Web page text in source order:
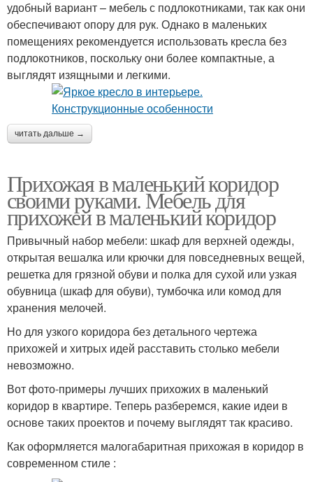
удобный вариант – мебель с подлокотниками, так как они
обеспечивают опору для рук. Однако в маленьких
помещениях рекомендуется использовать кресла без
подлокотников, поскольку они более компактные, а
выглядят изящными и легкими.
читать дальше →
Прихожая в маленький коридор
своими руками. Мебель для
прихожей в маленький коридор
Привычный набор мебели: шкаф для верхней одежды,
открытая вешалка или крючки для повседневных вещей,
решетка для грязной обуви и полка для сухой или узкая
обувница (шкаф для обуви), тумбочка или комод для
хранения мелочей.
Но для узкого коридора без детального чертежа
прихожей и хитрых идей расставить столько мебели
невозможно.
Вот фото-примеры лучших прихожих в маленький
коридор в квартире. Теперь разберемся, какие идеи в
основе таких проектов и почему выглядят так красиво.
Как оформляется малогабаритная прихожая в коридор в
современном стиле :